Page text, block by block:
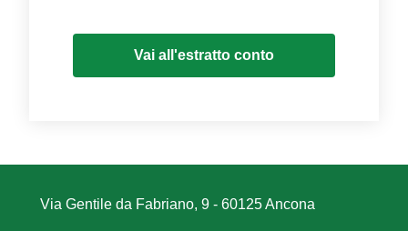
Vai all'estratto conto
Via Gentile da Fabriano, 9 - 60125 Ancona